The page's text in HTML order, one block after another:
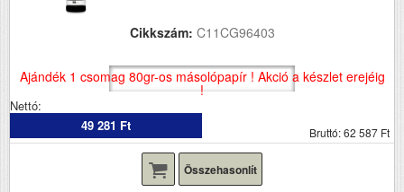
Cikkszám: C11CG96403
Ajándék 1 csomag 80gr-os másolópapír ! Akció a készlet erejéig
!
Nettó:
49 281 Ft
Bruttó: 62 587 Ft
Összehasonlít